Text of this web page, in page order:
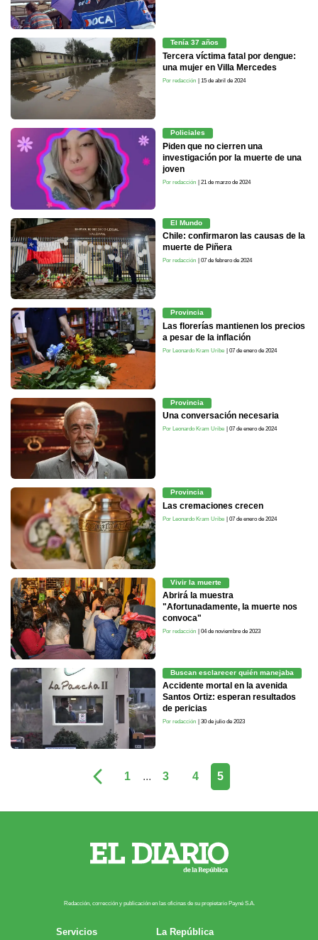
Tenía 37 años
Tercera víctima fatal por dengue:
una mujer en Villa Mercedes
Por redacción | 15 de abril de 2024
Policiales
Piden que no cierren una
investigación por la muerte de una
joven
Por redacción | 21 de marzo de 2024
El Mundo
Chile: confirmaron las causas de la
muerte de Piñera
Por redacción | 07 de febrero de 2024
Provincia
Las florerías mantienen los precios
a pesar de la inflación
Por Leonardo Kram Uribe | 07 de enero de 2024
Provincia
Una conversación necesaria
Por Leonardo Kram Uribe | 07 de enero de 2024
Provincia
Las cremaciones crecen
Por Leonardo Kram Uribe | 07 de enero de 2024
Vivir la muerte
Abrirá la muestra
"Afortunadamente, la muerte nos
convoca"
Por redacción | 04 de noviembre de 2023
Buscan esclarecer quién manejaba
Accidente mortal en la avenida
Santos Ortiz: esperan resultados
de pericias
Por redacción | 30 de julio de 2023
1 ... 3 4 5
Redacción, corrección y publicación en las oficinas de su propietario Payn​é S.A.
Servicios
La República